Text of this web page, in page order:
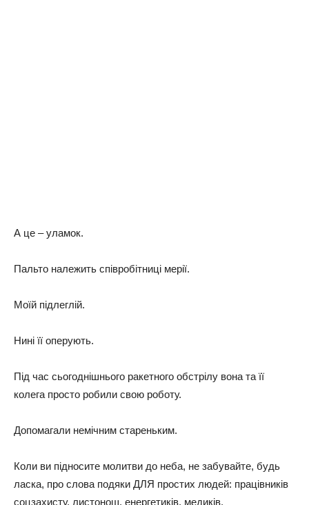
А це – уламок.
Пальто належить співробітниці мерії.
Моїй підлеглій.
Нині її оперують.
Під час сьогоднішнього ракетного обстрілу вона та її
колега просто робили свою роботу.
Допомагали немічним стареньким.
Коли ви підносите молитви до неба, не забувайте, будь
ласка, про слова подяки ДЛЯ простих людей: працівників
соцзахисту, листонош, енергетиків, медиків,